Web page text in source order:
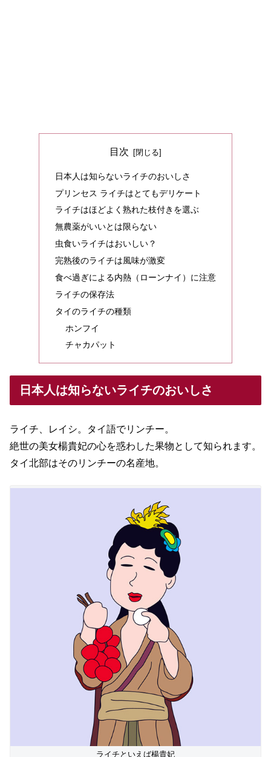
目次
日本人は知らないライチのおいしさ
プリンセス ライチはとてもデリケート
ライチはほどよく熟れた枝付きを選ぶ
無農薬がいいとは限らない
虫食いライチはおいしい？
完熟後のライチは風味が激変
食べ過ぎによる内熱（ローンナイ）に注意
ライチの保存法
タイのライチの種類
ホンフイ
チャカパット
日本人は知らないライチのおいしさ
ライチ、レイシ。タイ語でリンチー。
絶世の美女楊貴妃の心を惑わした果物として知られます。
タイ北部はそのリンチーの名産地。
ライチといえば楊貴妃